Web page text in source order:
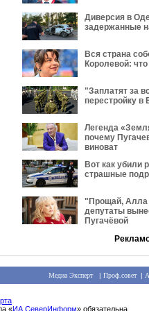
Диверсия в
задержанные
Вся страна
Королевой:
"Заплатят за
перестройку в
Легенда
почему
виноват
Вот как убили
страшные
"Прощай, Алла
депутаты
Пугачёвой
Медиа Эксперт| Проф.совет|
«ИА СеверИнформ» обязательна.